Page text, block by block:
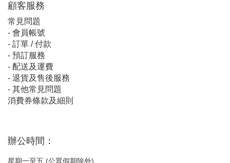
顧客服務
常見問題
- 會員帳號
- 訂單 / 付款
- 預訂服務
- 配送及運費
- 退貨及售後服務
- 其他常見問題
消費券條款及細則
辦公時間：
星期一至五 (公眾假期除外)